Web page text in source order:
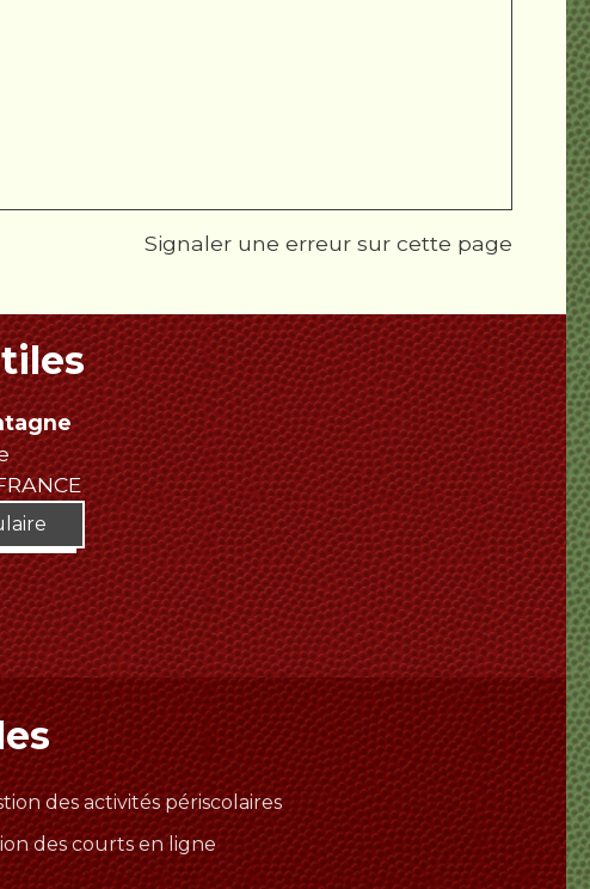
Signaler une erreur sur cette page
des activités périscolaires
des courts en ligne